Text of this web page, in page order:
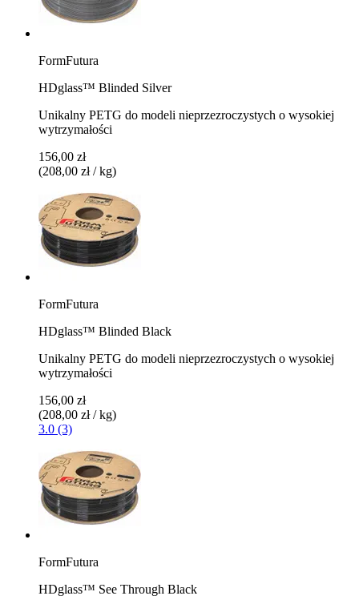
FormFutura
HDglass™ Blinded Silver
Unikalny PETG do modeli nieprzezroczystych o wysokiej
wytrzymałości
156,00 zł
(208,00 zł / kg)
FormFutura
HDglass™ Blinded Black
Unikalny PETG do modeli nieprzezroczystych o wysokiej
wytrzymałości
156,00 zł
(208,00 zł / kg)
3.0 (3)
FormFutura
HDglass™ See Through Black